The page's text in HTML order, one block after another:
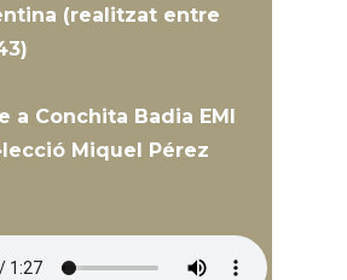
(realitzat entre
a Conchita Badia EMI
Miquel Pérez